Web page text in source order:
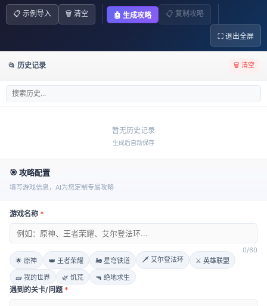
TOOLS 导航ㆍ在线效率工具
游戏攻略✨ 1409
📋 示例导入 🗑️ 清空 🤖 生成攻略 📋 复制攻略
⛶ 退出全屏
📂 历史记录 🗑️ 清空
暂无历史记录
生成后自动保存
🎯 攻略配置
填写游戏信息，AI为您定制专属攻略
游戏名称 *
0/60
🌟 原神
👑 王者荣耀 🚂 星穹铁道 🗡️ 艾尔登法环
⚔️ 英雄联盟
🧱 我的世界
🌿 饥荒 🔫 绝地求生
遇到的关卡/问题 *
终极游戏攻略: 无敌秘籍在线解析
实时解析用户输入需求，生成定制化的策略和
攻略；支持多种类型游戏方案推荐，包括战术
功能亮点
游戏攻略工具凭借即时解析用户需求，量身打造各类游戏
策略。
玩家只需输入关键词或按CTRL+K快速开启查询，平台便
会结合海量数据与先进算法，提供定制化的战术布局、关
卡解析和技能搭配建议。
直观图文搭配视频展示，使攻略内容使玩家一目了然。